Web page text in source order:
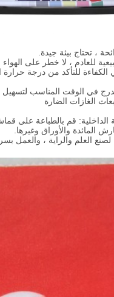
في الوقت المناسب لتسهيل
الغازات الضارة
الداخلية: قم بالطباعة على
المائدة والأوراق وغيرها.
لصنع العلم والراية ، والعمل